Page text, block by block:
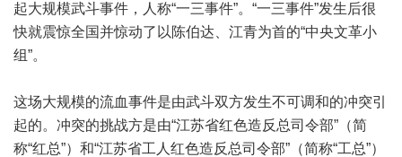
起大规模武斗事件，人称“一三事件”。“一三事件”发生后很
快就震惊全国并惊动了以陈伯达、江青为首的“中央文革小
组”。
这场大规模的流血事件是由武斗双方发生不可调和的冲突引
起的。冲突的挑战方是由“江苏省红色造反总司令部”（简
称“红总”）和“江苏省工人红色造反总司令部”（简称“工总”）